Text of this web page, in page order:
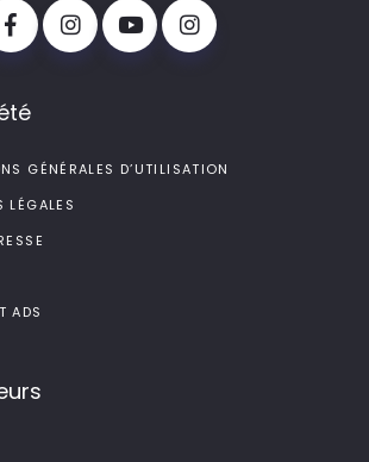
GÉNÉRALES D’UTILISATION
LÉGALES
ADS